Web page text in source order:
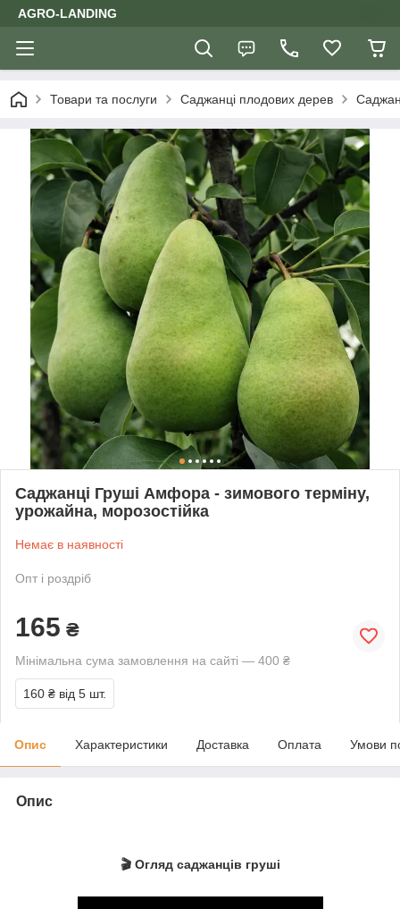
AGRO-LANDING
Товари та послуги Саджанці плодових дерев
Саджанці Груші Амфора - зимового терміну,
урожайна, морозостійка
Немає в наявності
Опт і роздріб
165 ₴
Мінімальна сума замовлення на сайті — 400 ₴
160 ₴ від 5 шт.
Опис Характеристики Доставка Оплата Умови
Опис
🎬 Огляд саджанців груші